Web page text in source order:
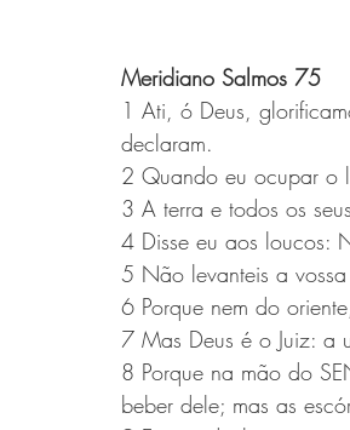
Meridiano Salmos 75
1 Ati, ó Deus,
declaram.
2 Quando eu ocupar o
3 A terra e todos os
4 Disse eu aos loucos:
5 Não levanteis a
6 Porque nem do
7 Mas Deus é o Juiz: a
8 Porque na mão do
beber dele; mas as